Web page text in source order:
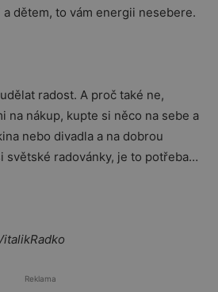
dětem, to vám energii nesebere.
radost. A proč také ne,
na nákup, kupte si něco na sebe a
nebo divadla a na dobrou
světské radovánky, je to potřeba…
Reklama